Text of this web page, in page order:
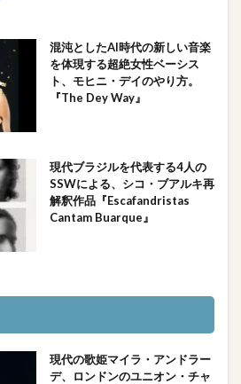
混沌としたAI時代の新しい音楽
を体現する超絶女性ベーシス
ト、モヒニ・デイのやり方。
『The Dey Way』
現代ブラジルを代表する4人の
SSWによる、シコ・ブアルキ再
解釈作品『Escafandristas
Cantam Buarque』
現代の歌姫マイラ・アンドラー
デ、ロンドンのユニオン・チャ